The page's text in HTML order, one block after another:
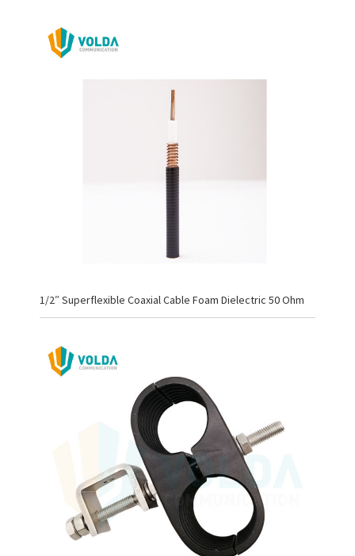
1/2″ Superflexible Coaxial Cable Foam Dielectric 50 Ohm